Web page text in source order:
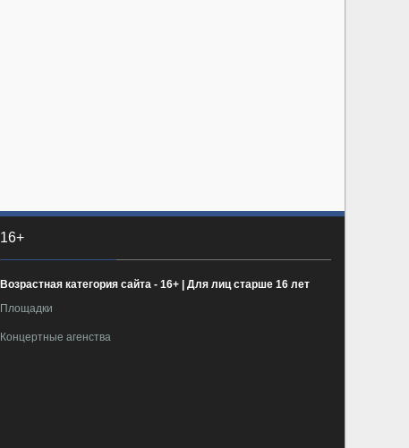
16+
Возрастная категория сайта - 16+ | Для лиц старше 16 лет
Площадки
Концертные агенства